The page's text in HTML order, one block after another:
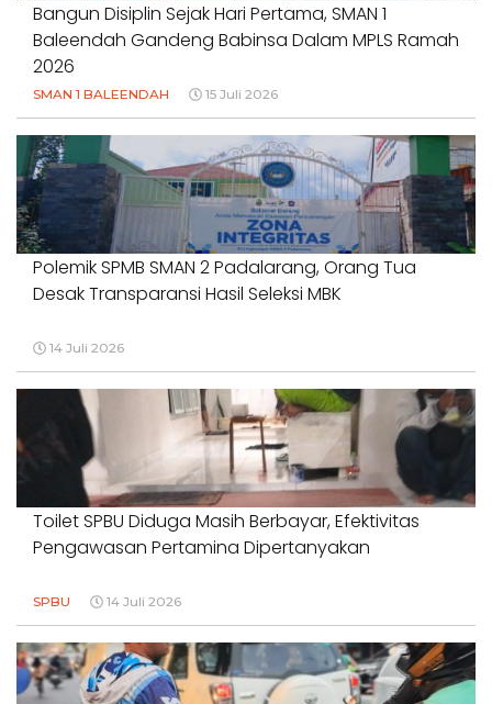
Bangun Disiplin Sejak Hari Pertama, SMAN 1
Baleendah Gandeng Babinsa Dalam MPLS Ramah
2026
SMAN 1 BALEENDAH 15 Juli 2026
Polemik SPMB SMAN 2 Padalarang, Orang Tua
Desak Transparansi Hasil Seleksi MBK
14 Juli 2026
Toilet SPBU Diduga Masih Berbayar, Efektivitas
Pengawasan Pertamina Dipertanyakan
SPBU 14 Juli 2026